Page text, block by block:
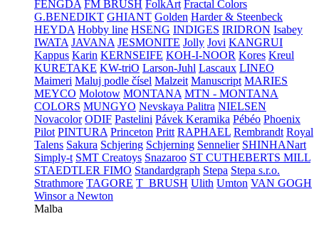
FENGDA FM BRUSH FolkArt Fractal Colors
G.BENEDIKT GHIANT Golden Harder & Steenbeck
HEYDA Hobby line HSENG INDIGES IRIDRON Isabey
IWATA JAVANA JESMONITE Jolly Jovi KANGRUI
Kappus Karin KERNSEIFE KOH-I-NOOR Kores Kreul
KURETAKE KW-triO Larson-Juhl Lascaux LINEO
Maimeri Maluj podle čísel Malzeit Manuscript MARIES
MEYCO Molotow MONTANA MTN - MONTANA
COLORS MUNGYO Nevskaya Palitra NIELSEN
Novacolor ODIF Pastelini Pávek Keramika Pébéo Phoenix
Pilot PINTURA Princeton Pritt RAPHAEL Rembrandt Royal
Talens Sakura Schjering Schjerning Sennelier SHINHANart
Simply-t SMT Creatoys Snazaroo ST CUTHEBERTS MILL
STAEDTLER FIMO Standardgraph Stepa Stepa s.r.o.
Strathmore TAGORE T_BRUSH Ulith Umton VAN GOGH
Winsor a Newton
Malba